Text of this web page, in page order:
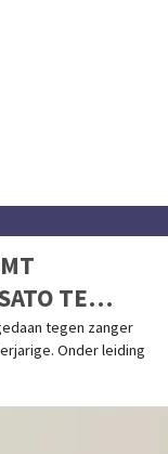
TE
tegen zanger
Onder leiding